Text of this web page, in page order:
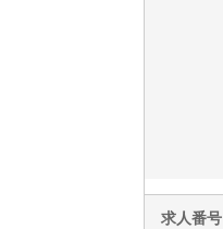
求人番号